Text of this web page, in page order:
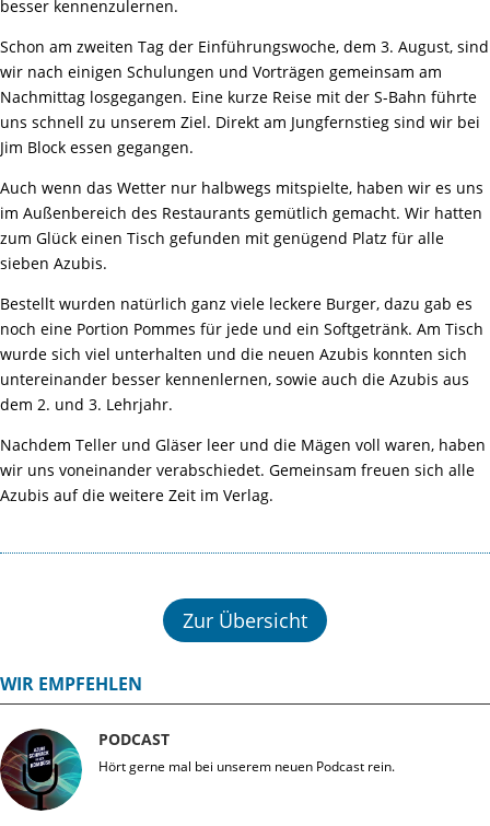
besser kennenzulernen.
Schon am zweiten Tag der Einführungswoche, dem 3. August, sind
wir nach einigen Schulungen und Vorträgen gemeinsam am
Nachmittag losgegangen. Eine kurze Reise mit der S-Bahn führte
uns schnell zu unserem Ziel. Direkt am Jungfernstieg sind wir bei
Jim Block essen gegangen.
Auch wenn das Wetter nur halbwegs mitspielte, haben wir es uns
im Außenbereich des Restaurants gemütlich gemacht. Wir hatten
zum Glück einen Tisch gefunden mit genügend Platz für alle
sieben Azubis.
Bestellt wurden natürlich ganz viele leckere Burger, dazu gab es
noch eine Portion Pommes für jede und ein Softgetränk. Am Tisch
wurde sich viel unterhalten und die neuen Azubis konnten sich
untereinander besser kennenlernen, sowie auch die Azubis aus
dem 2. und 3. Lehrjahr.
Nachdem Teller und Gläser leer und die Mägen voll waren, haben
wir uns voneinander verabschiedet. Gemeinsam freuen sich alle
Azubis auf die weitere Zeit im Verlag.
Zur Übersicht
WIR EMPFEHLEN
PODCAST
Hört gerne mal bei unserem neuen Podcast rein.